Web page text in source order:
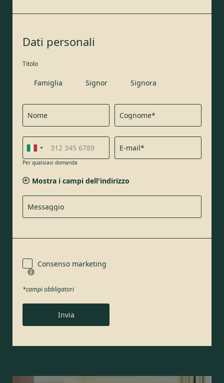
Dati personali
Titolo
Famiglia Signor Signora
Nome Cognome*
Per qualsiasi domanda
E-mail*
Mostra i campi dell'indirizzo
Messaggio
Consenso marketing
*campi obbligatori
Invia
REGISTRAZIONE ALLA NEWSLETTER
Titolo
Nome
E-mail*
*campi obbligatori
Invia